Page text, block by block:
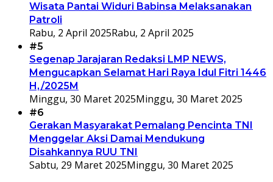
Wisata Pantai Widuri Babinsa Melaksanakan
Patroli
Rabu, 2 April 2025Rabu, 2 April 2025
#5
Segenap Jarajaran Redaksi LMP NEWS,
Mengucapkan Selamat Hari Raya Idul Fitri 1446
H,/2025M
Minggu, 30 Maret 2025Minggu, 30 Maret 2025
#6
Gerakan Masyarakat Pemalang Pencinta TNI
Menggelar Aksi Damai Mendukung
Disahkannya RUU TNI
Sabtu, 29 Maret 2025Minggu, 30 Maret 2025